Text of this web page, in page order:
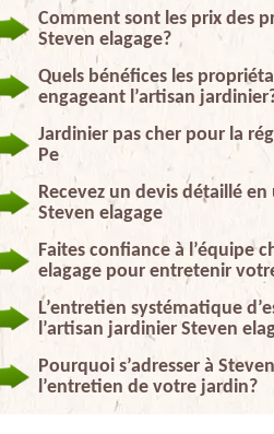
Comment sont les prix des
Steven elagage?
Quels bénéfices les
engageant l’artisan
Jardinier pas cher pour la
Pe
Recevez un devis détaillé
Steven elagage
Faites confiance à l’équipe
elagage pour entretenir
L’entretien systématique
l’artisan jardinier Steven
Pourquoi s’adresser à
l’entretien de votre jardin?